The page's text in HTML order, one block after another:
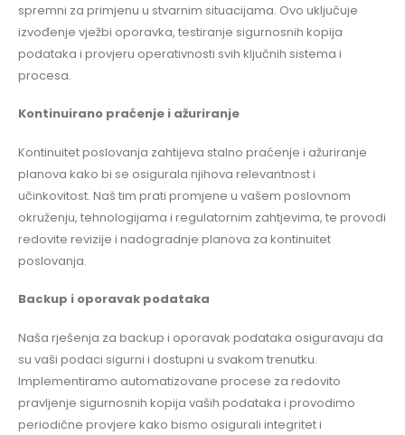
spremni za primjenu u stvarnim situacijama. Ovo uključuje
izvođenje vježbi oporavka, testiranje sigurnosnih kopija
podataka i provjeru operativnosti svih ključnih sistema i
procesa.
Kontinuirano praćenje i ažuriranje
Kontinuitet poslovanja zahtijeva stalno praćenje i ažuriranje
planova kako bi se osigurala njihova relevantnost i
učinkovitost. Naš tim prati promjene u vašem poslovnom
okruženju, tehnologijama i regulatornim zahtjevima, te provodi
redovite revizije i nadogradnje planova za kontinuitet
poslovanja.
Backup i oporavak podataka
Naša rješenja za backup i oporavak podataka osiguravaju da
su vaši podaci sigurni i dostupni u svakom trenutku.
Implementiramo automatizovane procese za redovito
pravljenje sigurnosnih kopija vaših podataka i provodimo
periodične provjere kako bismo osigurali integritet i